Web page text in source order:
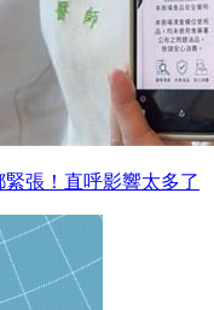
張！直呼影響太多了